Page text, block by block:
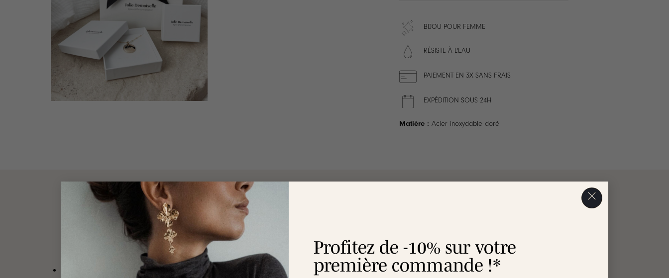
Profitez de -10% sur votre
première commande !*
BIJOU POUR FEMME
RÉSISTE À L'EAU
PAIEMENT EN 3X SANS FRAIS
EXPÉDITION SOUS 24H
Matière : Acier inoxydable doré
DESCRIPTION
style XXL
en acier inoxydable doré